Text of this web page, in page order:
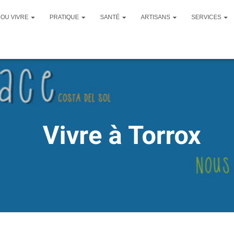
OU VIVRE PRATIQUE SANTÉ ARTISANS SERVICES
Vivre à Torrox